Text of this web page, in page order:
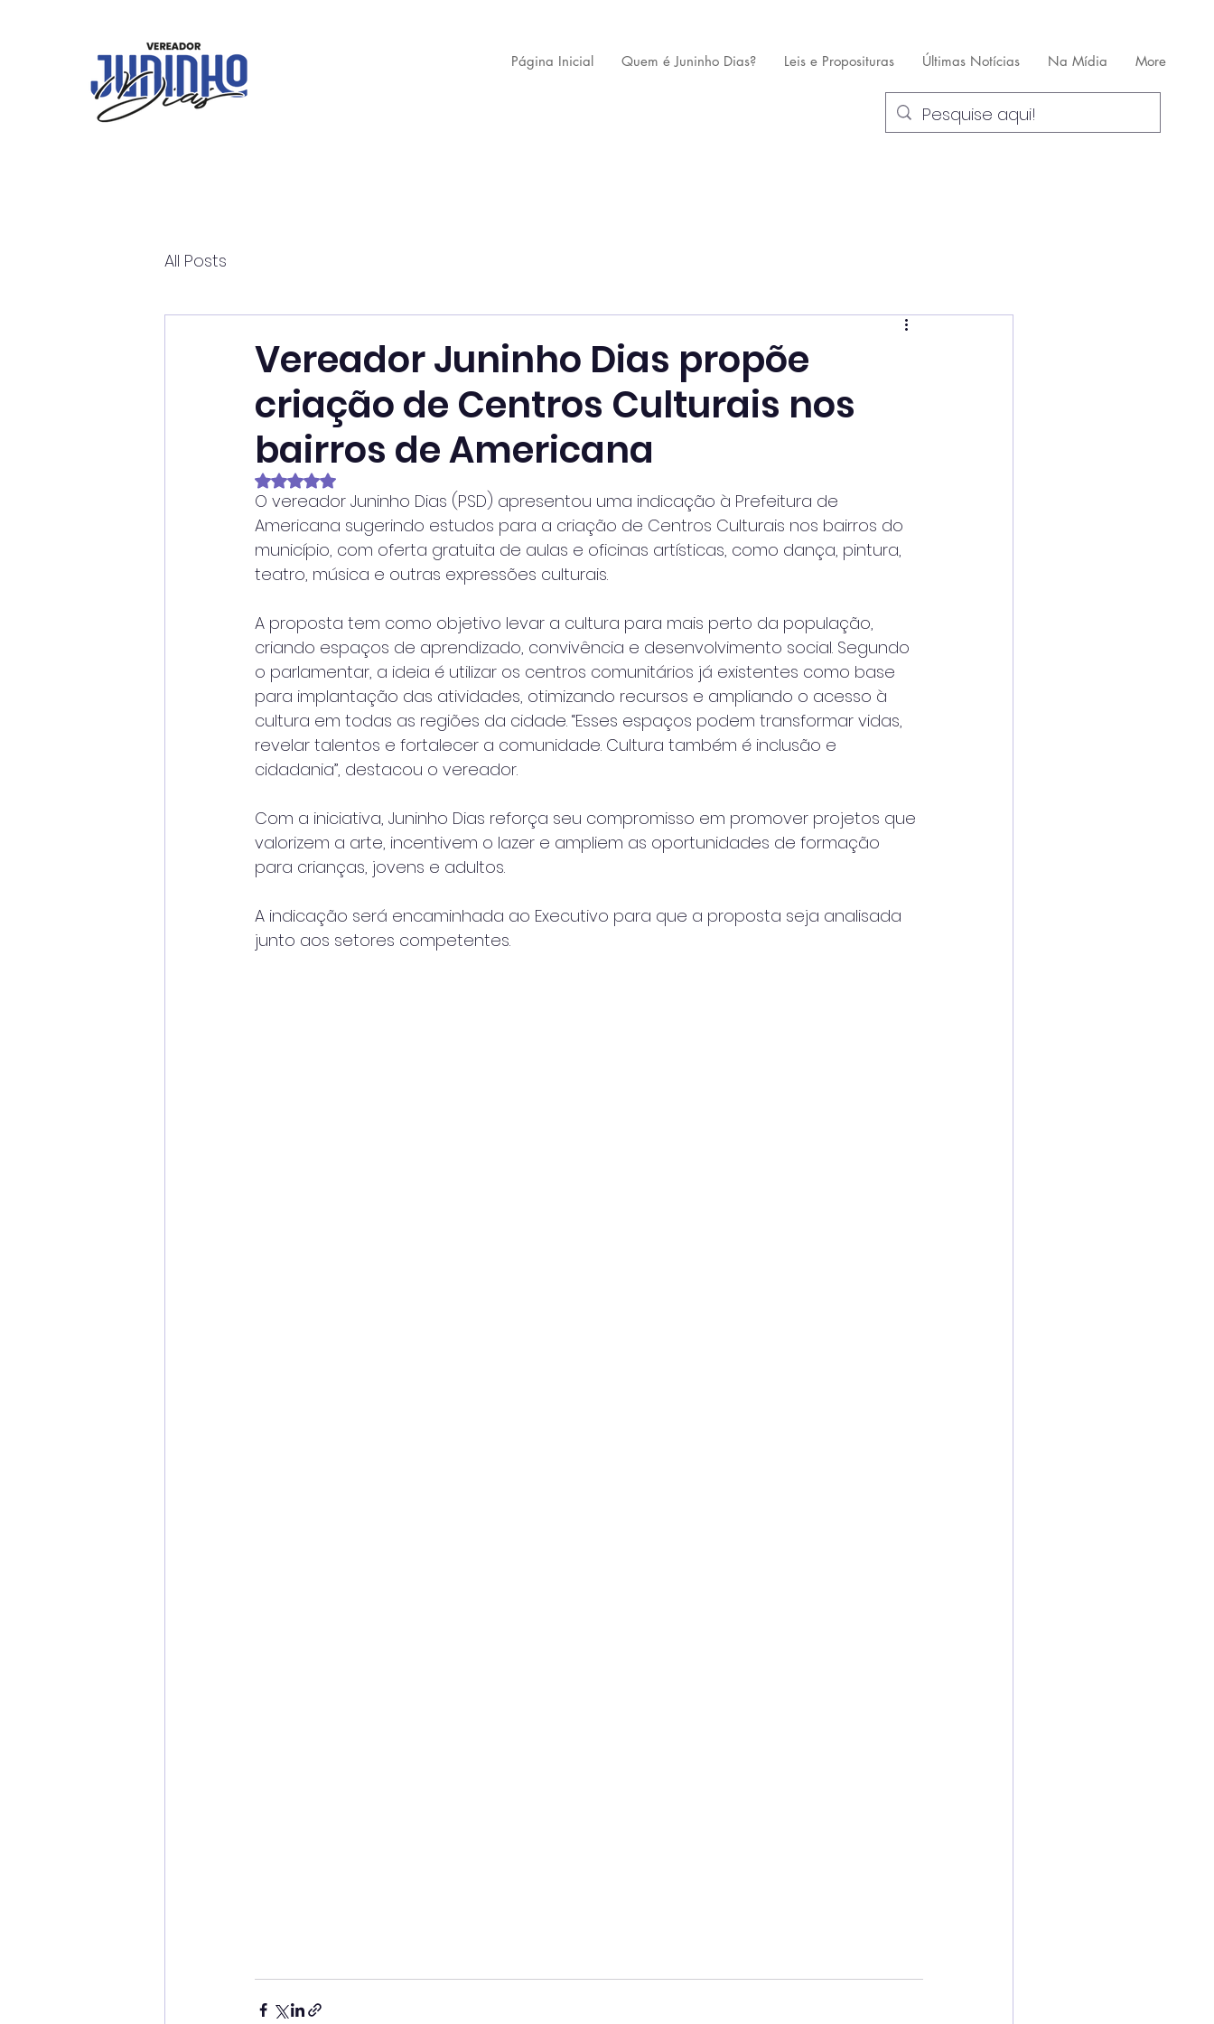
Página Inicial Quem é Juninho Dias? Leis e Proposituras Últimas Notícias Na Mídia More
All Posts
Vereador Juninho Dias propõe
criação de Centros Culturais nos
bairros de Americana
Avaliado com NaN de 5 estrelas.
O vereador Juninho Dias (PSD) apresentou uma indicação à Prefeitura de
Americana sugerindo estudos para a criação de Centros Culturais nos bairros do
município, com oferta gratuita de aulas e oficinas artísticas, como dança, pintura,
teatro, música e outras expressões culturais.
A proposta tem como objetivo levar a cultura para mais perto da população,
criando espaços de aprendizado, convivência e desenvolvimento social. Segundo
o parlamentar, a ideia é utilizar os centros comunitários já existentes como base
para implantação das atividades, otimizando recursos e ampliando o acesso à
cultura em todas as regiões da cidade. “Esses espaços podem transformar vidas,
revelar talentos e fortalecer a comunidade. Cultura também é inclusão e
cidadania”, destacou o vereador.
Com a iniciativa, Juninho Dias reforça seu compromisso em promover projetos que
valorizem a arte, incentivem o lazer e ampliem as oportunidades de formação
para crianças, jovens e adultos.
A indicação será encaminhada ao Executivo para que a proposta seja analisada
junto aos setores competentes.